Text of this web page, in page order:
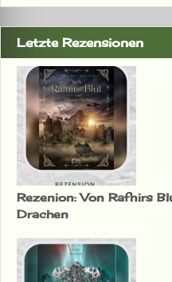
Letzte Rezensionen
Rezenion: Von Rafnirs
Drachen